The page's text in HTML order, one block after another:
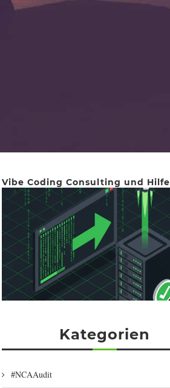
Vibe Coding Consulting und Hilfe
Kategorien
#NCAAudit